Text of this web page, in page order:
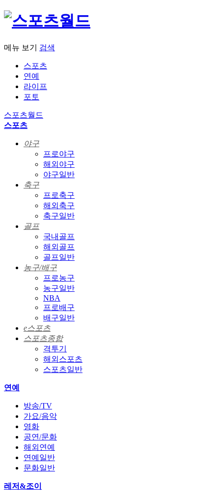
메뉴 보기 검색
스포츠
연예
라이프
포토
스포츠월드
스포츠
야구
프로야구
해외야구
야구일반
축구
프로축구
해외축구
축구일반
골프
국내골프
해외골프
골프일반
농구/배구
프로농구
농구일반
NBA
프로배구
배구일반
e스포츠
스포츠종합
격투기
해외스포츠
스포츠일반
연예
방송/TV
가요/음악
영화
공연/문화
해외연예
연예일반
문화일반
레저&조이